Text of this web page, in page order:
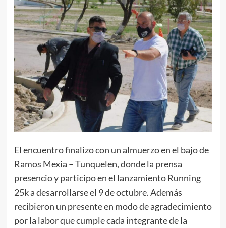
El encuentro finalizo con un almuerzo en el bajo de
Ramos Mexia – Tunquelen, donde la prensa
presencio y participo en el lanzamiento Running
25k a desarrollarse el 9 de octubre. Además
recibieron un presente en modo de agradecimiento
por la labor que cumple cada integrante de la